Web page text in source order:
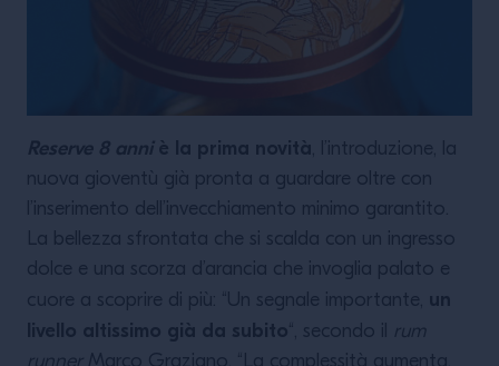
Reserve 8 anniè la prima novità, l’introduzione, la
nuova gioventù già pronta a guardare oltre con
l’inserimento dell’invecchiamento minimo garantito.
La bellezza sfrontata che si scalda con un ingresso
dolce e una scorza d’arancia che invoglia palato e
cuore a scoprire di più: “Un segnale importante, un
livello altissimo già da subito“, secondo il rum